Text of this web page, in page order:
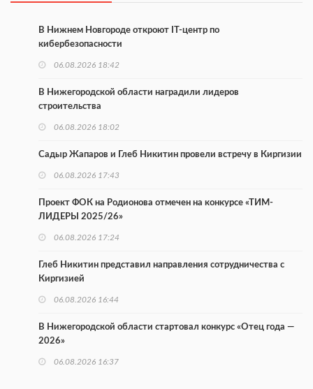
В Нижнем Новгороде откроют IT-центр по
кибербезопасности
06.08.2026 18:42
В Нижегородской области наградили лидеров
строительства
06.08.2026 18:02
Садыр Жапаров и Глеб Никитин провели встречу в Киргизии
06.08.2026 17:43
Проект ФОК на Родионова отмечен на конкурсе «ТИМ-
ЛИДЕРЫ 2025/26»
06.08.2026 17:24
Глеб Никитин представил направления сотрудничества с
Киргизией
06.08.2026 16:44
В Нижегородской области стартовал конкурс «Отец года —
2026»
06.08.2026 16:37